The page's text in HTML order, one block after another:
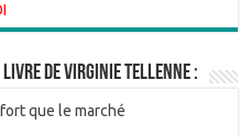
livre de Virginie Tellenne :